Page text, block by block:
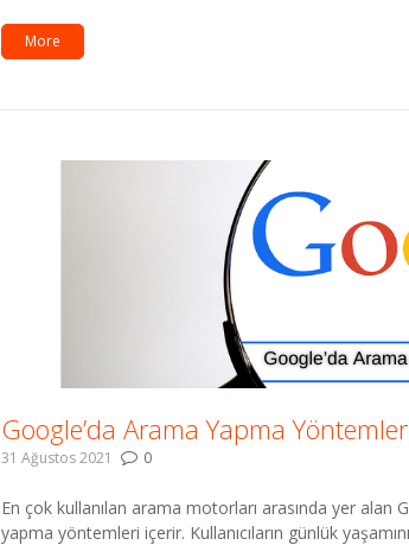
More
Google’da Arama Yapma
31 Ağustos 2021 0
En çok kullanılan arama motorları arasında yer alan
yapma yöntemleri içerir. Kullanıcıların günlük